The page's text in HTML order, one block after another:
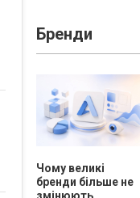
Провальна — це
«рефлексія під
результату....
Бренди
Чому великі
бренди більше не
змінюють